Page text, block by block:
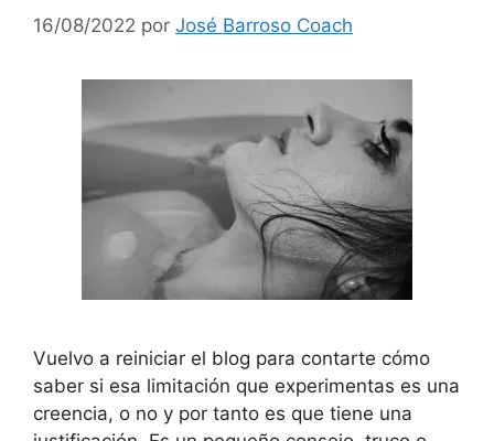
16/08/2022 por José Barroso Coach
Vuelvo a reiniciar el blog para contarte cómo
saber si esa limitación que experimentas es una
creencia, o no y por tanto es que tiene una